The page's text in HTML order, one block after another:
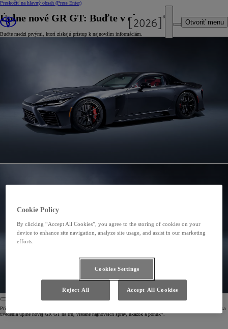
Preskočiť na hlavný obsah (Press Enter)
Otvoriť menu
Úplne nové GR GT: Buďte v obraze
Buďte medzi prvými, ktorí získajú prístup k najnovším informáciám.
Prihlásením sa prostredníctvom nasledujúceho formulára získate prístup k exkluzívnemu obsahu týkajúceho sa
uvedenia úplne novej GR GT na trh, vrátane najnovších správ, ukážok a ponúk*.
Cookie Policy
By clicking “Accept All Cookies”, you agree to the storing of cookies on your
device to enhance site navigation, analyze site usage, and assist in our marketing
efforts.
Cookies Settings
Reject All Accept All Cookies